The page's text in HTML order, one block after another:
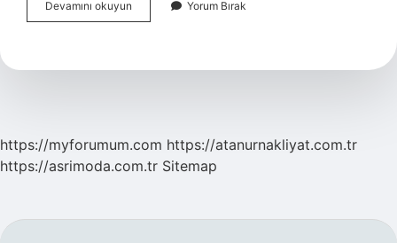
Devamını okuyun
Bilo
Çekildi
Yorum Bırak
https://myforumum.com https://atanurnakliyat.com.tr
https://asrimoda.com.tr Sitemap